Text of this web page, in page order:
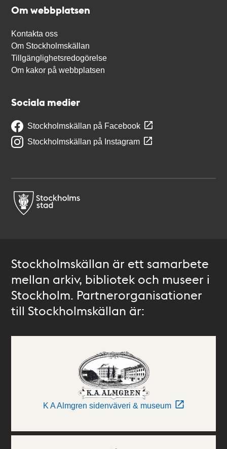
Om webbplatsen
Kontakta oss
Om Stockholmskällan
Tillgänglighetsredogörelse
Om kakor på webbplatsen
Sociala medier
Stockholmskällan på Facebook
Stockholmskällan på Instagram
Stockholmskällan är ett samarbete
mellan arkiv, bibliotek och museer i
Stockholm. Partnerorganisationer
till Stockholmskällan är:
K A Almgren sidenväveri & museum